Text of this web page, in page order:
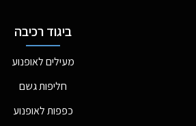
ביגוד רכיבה
מעילים לאופנוע
חליפות גשם
כפפות לאופנוע